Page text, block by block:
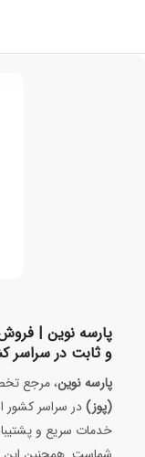
پارسه نوین | فروش
و ثابت در سراسر
پارسه نوین، مرجع
(پوز)در سراسر کشور
خدمات سریع و